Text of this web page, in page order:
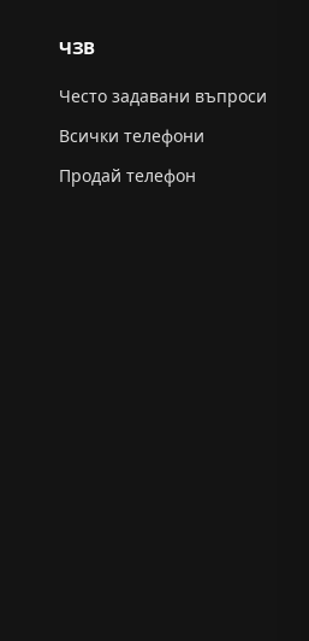
ЧЗВ
Често задавани въпроси
Всички телефони
Продай телефон